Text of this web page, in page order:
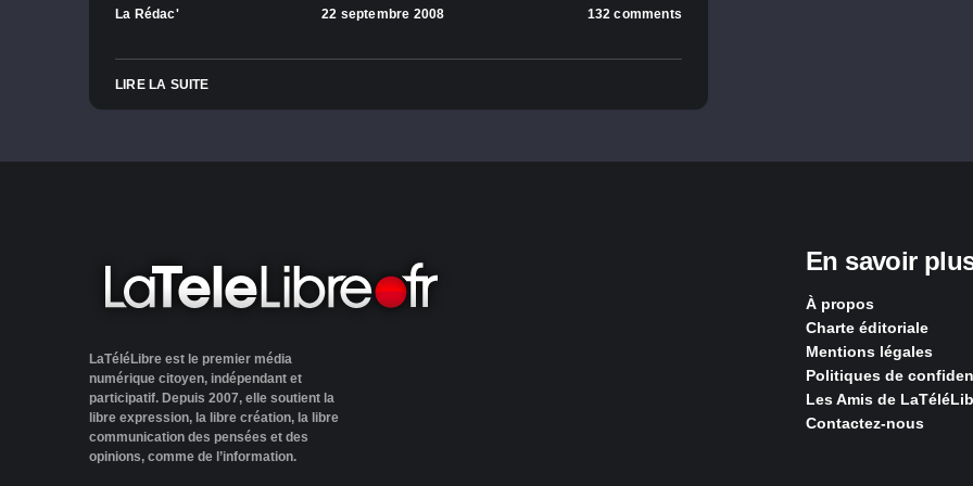
La Rédac' 22 septembre 2008 132 comments
LIRE LA SUITE
LaTéléLibre est le premier média
numérique citoyen, indépendant et
participatif. Depuis 2007, elle soutient la
libre expression, la libre création, la libre
communication des pensées et des
opinions, comme de l’information.
En savoir
À propos
Charte éditoriale
Mentions légales
Politiques de
Les Amis de
Contactez-nous